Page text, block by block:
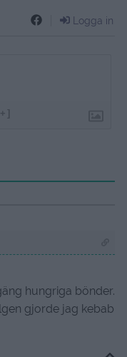
Logga in
hungriga bönder.
gjorde jag kebab